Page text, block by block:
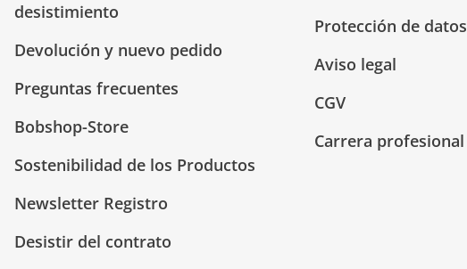
desistimiento
Devolución y nuevo pedido
Preguntas frecuentes
Bobshop-Store
Sostenibilidad de los Productos
Newsletter Registro
Desistir del contrato
Protección de datos
Aviso legal
CGV
Carrera profesional